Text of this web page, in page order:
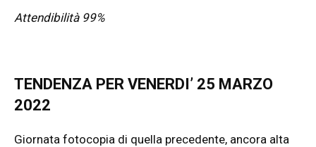
Attendibilità 99%
TENDENZA PER VENERDI’ 25 MARZO
2022
Giornata fotocopia di quella precedente, ancora alta